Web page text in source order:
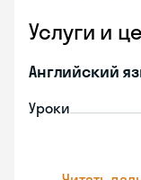
Услуги и
Английский
Уроки